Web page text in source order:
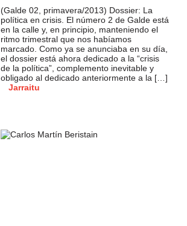
(Galde 02, primavera/2013) Dossier: La
política en crisis. El número 2 de Galde está
en la calle y, en principio, manteniendo el
ritmo trimestral que nos habíamos
marcado. Como ya se anunciaba en su día,
el dossier está ahora dedicado a la “crisis
de la política”, complemento inevitable y
obligado al dedicado anteriormente a la […]
Jarraitu